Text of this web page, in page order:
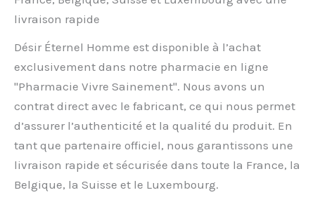
livraison rapide
Désir Éternel Homme est disponible à l’achat
exclusivement dans notre pharmacie en ligne
"Pharmacie Vivre Sainement". Nous avons un
contrat direct avec le fabricant, ce qui nous permet
d’assurer l’authenticité et la qualité du produit. En
tant que partenaire officiel, nous garantissons une
livraison rapide et sécurisée dans toute la France, la
Belgique, la Suisse et le Luxembourg.